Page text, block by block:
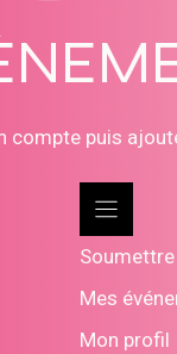
compte puis
Mes
Mon profil